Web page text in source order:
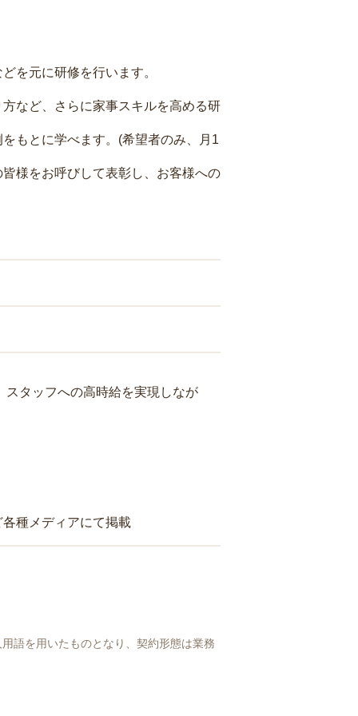
を元に研修を行います。
など、さらに家事スキルを高める研
もとに学べます。(希望者のみ、月1
様をお呼びして表彰し、お客様への
タッフへの高時給を実現しなが
種メディアにて掲載
語を用いたものとなり、契約形態は業務